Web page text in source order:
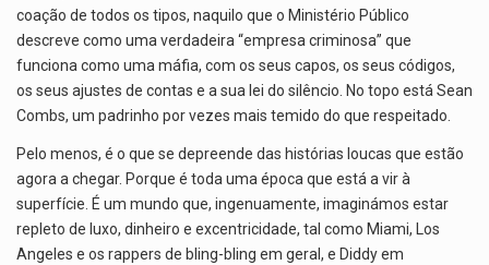
coação de todos os tipos, naquilo que o Ministério Público
descreve como uma verdadeira “empresa criminosa” que
funciona como uma máfia, com os seus capos, os seus códigos,
os seus ajustes de contas e a sua lei do silêncio. No topo está Sean
Combs, um padrinho por vezes mais temido do que respeitado.
Pelo menos, é o que se depreende das histórias loucas que estão
agora a chegar. Porque é toda uma época que está a vir à
superfície. É um mundo que, ingenuamente, imaginámos estar
repleto de luxo, dinheiro e excentricidade, tal como Miami, Los
Angeles e os rappers de bling-bling em geral, e Diddy em